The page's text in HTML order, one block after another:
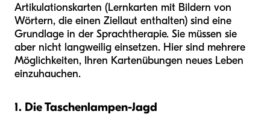
Artikulationskarten (Lernkarten mit Bildern von
Wörtern, die einen Ziellaut enthalten) sind eine
Grundlage in der Sprachtherapie. Sie müssen sie
aber nicht langweilig einsetzen. Hier sind mehrere
Möglichkeiten, Ihren Kartenübungen neues Leben
einzuhauchen.
1. Die Taschenlampen-Jagd